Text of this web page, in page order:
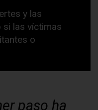
y las
si las víctimas
o
paso ha